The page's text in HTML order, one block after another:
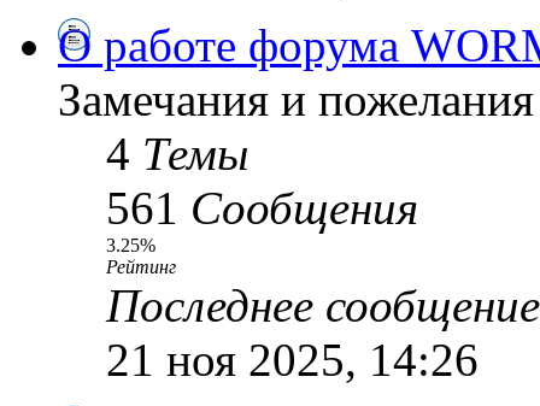
О работе форума
Замечания и
4 Темы
561 Сообщения
3.25%
Рейтинг
Последнее сообщение
21 ноя 2025, 14:26